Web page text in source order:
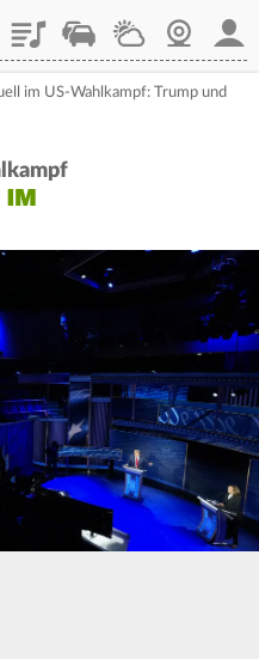
PlaylistStaupilotWetterWebcam
im US-Wahlkampf: Trump und
IM